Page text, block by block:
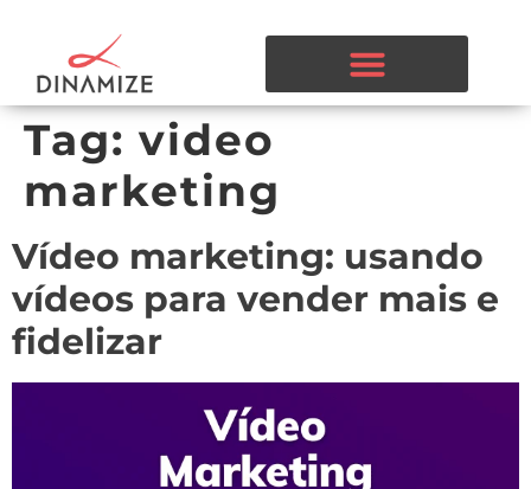
Tag: video
marketing
Vídeo marketing: usando
vídeos para vender mais e
fidelizar